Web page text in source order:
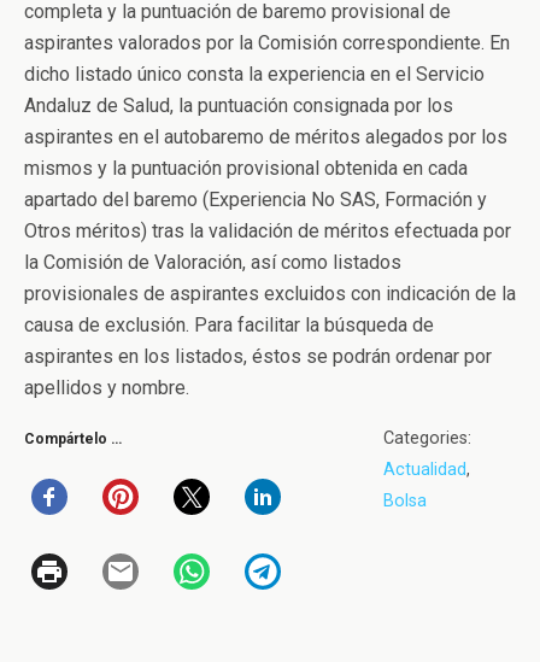
completa y la puntuación de baremo provisional de
aspirantes valorados por la Comisión correspondiente. En
dicho listado único consta la experiencia en el Servicio
Andaluz de Salud, la puntuación consignada por los
aspirantes en el autobaremo de méritos alegados por los
mismos y la puntuación provisional obtenida en cada
apartado del baremo (Experiencia No SAS, Formación y
Otros méritos) tras la validación de méritos efectuada por
la Comisión de Valoración, así como listados
provisionales de aspirantes excluidos con indicación de la
causa de exclusión. Para facilitar la búsqueda de
aspirantes en los listados, éstos se podrán ordenar por
apellidos y nombre.
Compártelo …
Categories:
Actualidad,
Bolsa